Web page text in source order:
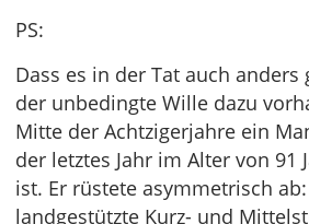
PS:
Dass es in der Tat auch anders
der unbedingte Wille dazu
Mitte der Achtzigerjahre ein
der letztes Jahr im Alter von 91
ist. Er rüstete asymmetrisch
landgestützte Kurz- und